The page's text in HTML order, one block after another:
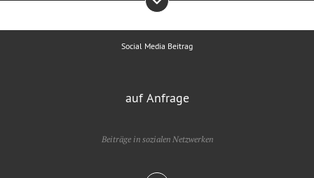
Social Media Beitrag
auf Anfrage
Beiträge in sozialen Netzwerken